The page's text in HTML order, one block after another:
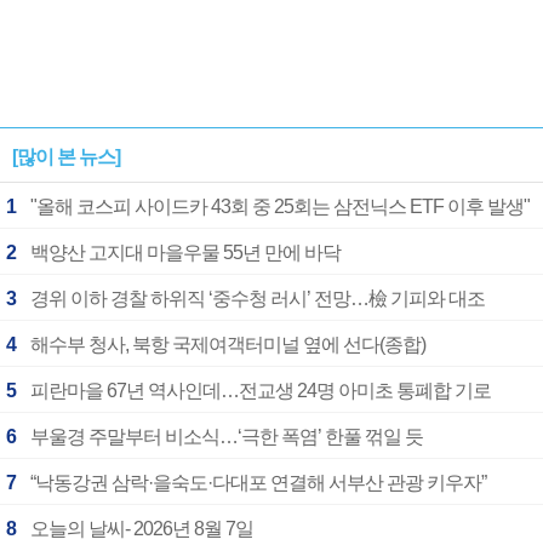
[많이 본 뉴스]
1 "올해 코스피 사이드카 43회 중 25회는 삼전닉스 ETF 이후 발생"
2 백양산 고지대 마을우물 55년 만에 바닥
3 경위 이하 경찰 하위직 ‘중수청 러시’ 전망…檢 기피와 대조
4 해수부 청사, 북항 국제여객터미널 옆에 선다(종합)
5 피란마을 67년 역사인데…전교생 24명 아미초 통폐합 기로
6 부울경 주말부터 비소식…‘극한 폭염’ 한풀 꺾일 듯
7 “낙동강권 삼락·을숙도·다대포 연결해 서부산 관광 키우자”
8 오늘의 날씨- 2026년 8월 7일